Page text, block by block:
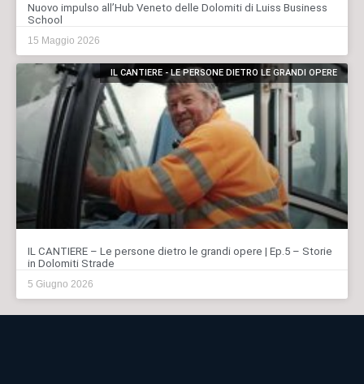
Nuovo impulso all’Hub Veneto delle Dolomiti di Luiss Business
School
15 Maggio 2026
IL CANTIERE - LE PERSONE DIETRO LE GRANDI OPERE
IL CANTIERE – Le persone dietro le grandi opere | Ep.5 – Storie
in Dolomiti Strade
5 Giugno 2026